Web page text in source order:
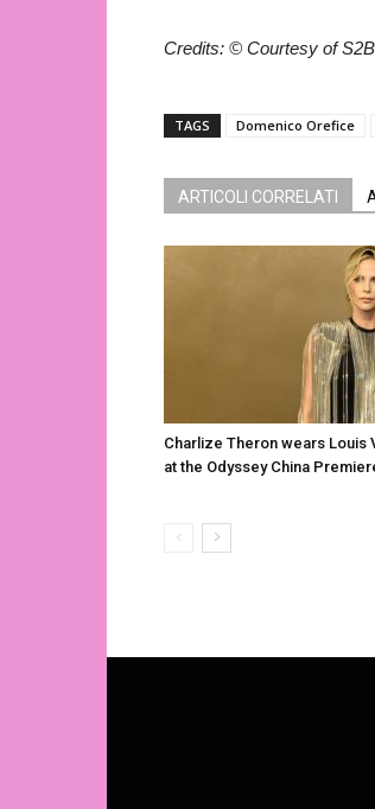
Credits: © Courtesy of
TAGS Domenico Orefice
ARTICOLI CORRELATI
Charlize Theron wears Louis
at the Odyssey China